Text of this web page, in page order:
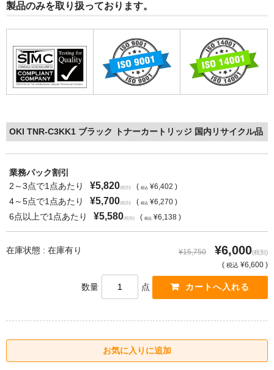
製品のみを取り扱っております。
OKI TNR-C3KK1 ブラック トナーカートリッジ 国内リサイクル品
業務パック割引
2～3点で1点あたり
¥5,820(税別) ( 税込 ¥6,402 )
4～5点で1点あたり ¥5,700(税別) ( 税込 ¥6,270 )
6点以上で1点あたり ¥5,580(税別) ( 税込 ¥6,138 )
在庫状態 : 在庫有り ¥15,750 ¥6,000(税別)
( 税込 ¥6,600 )
数量 点